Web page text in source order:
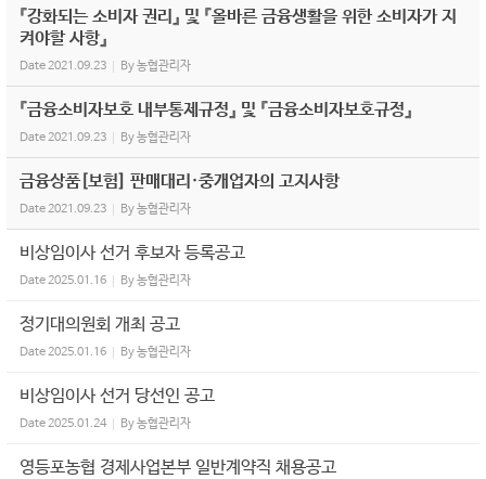
『강화되는 소비자 권리』 및 『올바른 금융생활을 위한 소비자가 지
켜야할 사항』
Date2021.09.23 By농협관리자
『금융소비자보호 내부통제규정』 및 『금융소비자보호규정』
Date2021.09.23 By농협관리자
금융상품[보험] 판매대리·중개업자의 고지사항
Date2021.09.23 By농협관리자
비상임이사 선거 후보자 등록공고
Date2025.01.16 By농협관리자
정기대의원회 개최 공고
Date2025.01.16 By농협관리자
비상임이사 선거 당선인 공고
Date2025.01.24 By농협관리자
영등포농협 경제사업본부 일반계약직 채용공고